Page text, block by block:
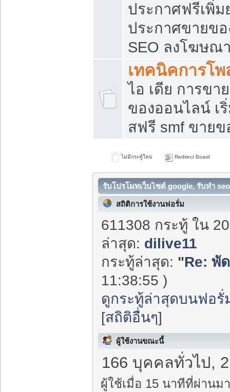
ประกาศฟรีเพิ่
ประกาศขายข
SEO ลงโฆษณ
เทคนิคการโ
ไอ เดีย การขา
ของออนไลน์ เ
สฟรี smf ขาย
ไม่มีกระทู้ใหม่ Redirect Board
รับโปรโมทเว็บไซต์ google, รับทำ
สถิติการใช้งานฟอรั่ม
611308 กระทู้ ใน
ล่าสุด: dilive11
กระทู้ล่าสุด: "Re: พั
11:38:55 )
ดูกระทู้ล่าสุดบนฟอรั่
[สถิติอื่นๆ]
ผู้ใช้งานขณะนี้
166 บุคคลทั่วไป,
ผู้ใช้เมื่อ 15 นาทีที่ผ่านม